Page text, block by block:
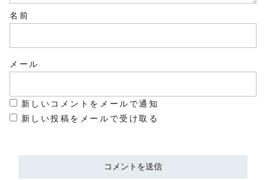
名前
メール
新しいコメントをメールで通知
新しい投稿をメールで受け取る